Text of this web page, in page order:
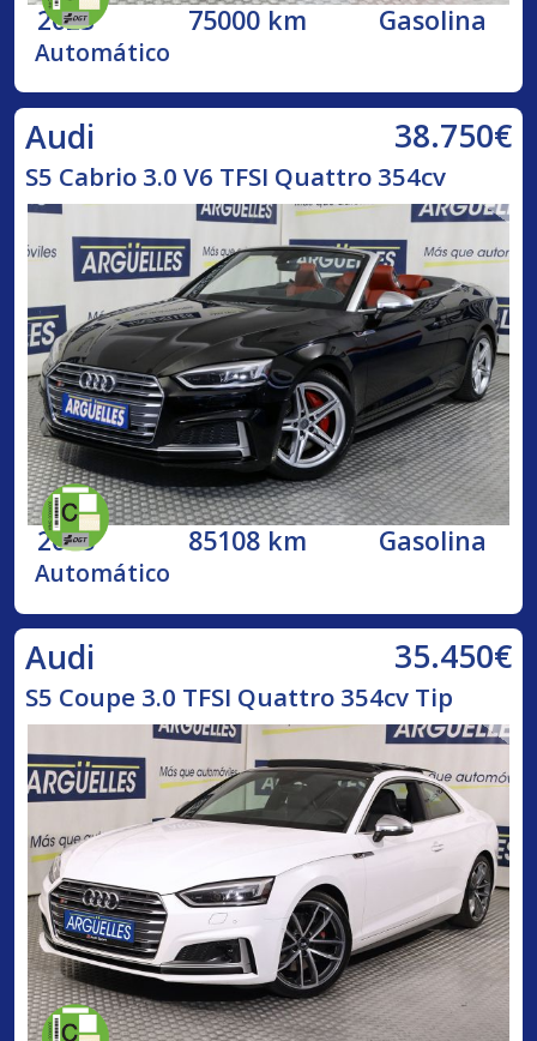
2023 75000 km Gasolina
Automático
Audi 38.750€
S5 Cabrio 3.0 V6 TFSI Quattro 354cv
2018 85108 km Gasolina
Automático
Audi 35.450€
S5 Coupe 3.0 TFSI Quattro 354cv Tip